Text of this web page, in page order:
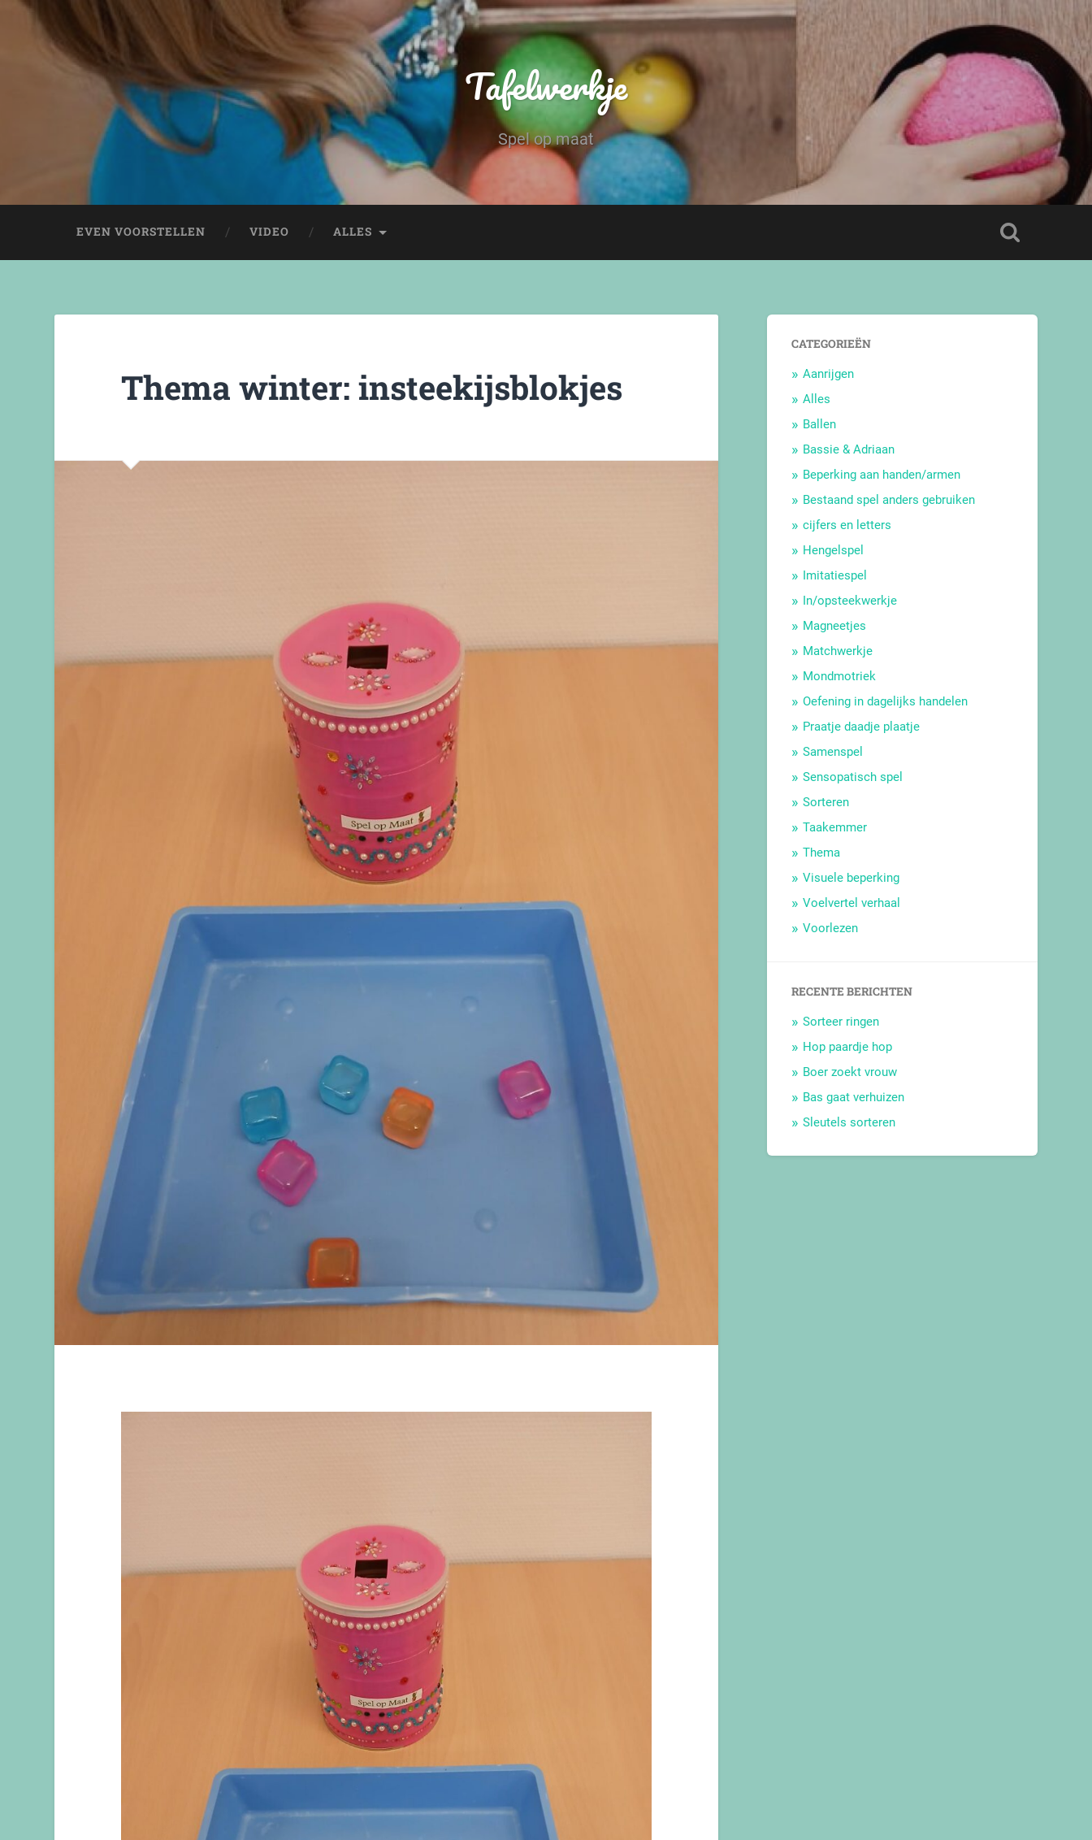
Tafelwerkje
Spel op maat
EVEN VOORSTELLEN VIDEO ALLES
Thema winter: insteekijsblokjes
CATEGORIEËN
Aanrijgen
Alles
Ballen
Bassie & Adriaan
Beperking aan handen/armen
Bestaand spel anders gebruiken
cijfers en letters
Hengelspel
Imitatiespel
In/opsteekwerkje
Magneetjes
Matchwerkje
Mondmotriek
Oefening in dagelijks handelen
Praatje daadje plaatje
Samenspel
Sensopatisch spel
Sorteren
Taakemmer
Thema
Visuele beperking
Voelvertel verhaal
Voorlezen
RECENTE BERICHTEN
Sorteer ringen
Hop paardje hop
Boer zoekt vrouw
Bas gaat verhuizen
Sleutels sorteren